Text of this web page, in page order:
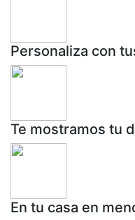
Personaliza con
Te mostramos tu
En tu casa en